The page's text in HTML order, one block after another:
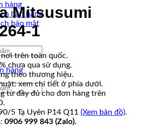
hàng
bán hàng
bảo mật
hàng
Mitsusumi
1
trên toàn quốc.
chưa qua sử dụng.
theo thương hiệu.
xem chi tiết ở phía dưới.
từ đầy đủ cho đơn hàng trên
5 Tạ Uyên P14 Q11 (Xem bản đồ).
0906 999 843 (Zalo).